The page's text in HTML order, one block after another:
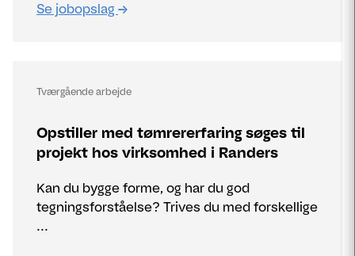
Se jobopslag
Tværgående arbejde
Opstiller med tømrererfaring søges til
projekt hos virksomhed i Randers
Kan du bygge forme, og har du god
tegningsforståelse? Trives du med forskellige
...